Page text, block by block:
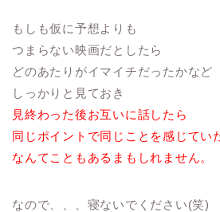
もしも仮に予想よりも
つまらない映画だとしたら
どのあたりがイマイチだったかなど
しっかりと見ておき
見終わった後お互いに話したら
同じポイントで同じことを感じてい
なんてこともあるまもしれません。
なので、、、寝ないでください(笑)